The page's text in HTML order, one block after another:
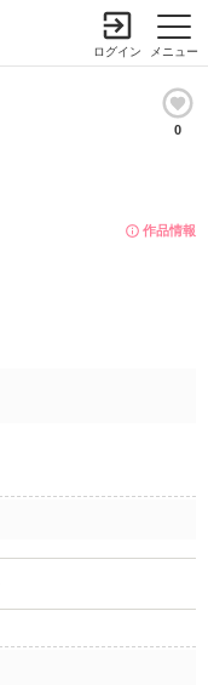
メニュー
ログイン
0
作品情報